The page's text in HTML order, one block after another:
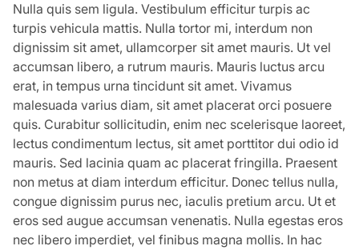
Nulla quis sem ligula. Vestibulum efficitur turpis ac
turpis vehicula mattis. Nulla tortor mi, interdum non
dignissim sit amet, ullamcorper sit amet mauris. Ut vel
accumsan libero, a rutrum mauris. Mauris luctus arcu
erat, in tempus urna tincidunt sit amet. Vivamus
malesuada varius diam, sit amet placerat orci posuere
quis. Curabitur sollicitudin, enim nec scelerisque laoreet,
lectus condimentum lectus, sit amet porttitor dui odio id
mauris. Sed lacinia quam ac placerat fringilla. Praesent
non metus at diam interdum efficitur. Donec tellus nulla,
congue dignissim purus nec, iaculis pretium arcu. Ut et
eros sed augue accumsan venenatis. Nulla egestas eros
nec libero imperdiet, vel finibus magna mollis. In hac